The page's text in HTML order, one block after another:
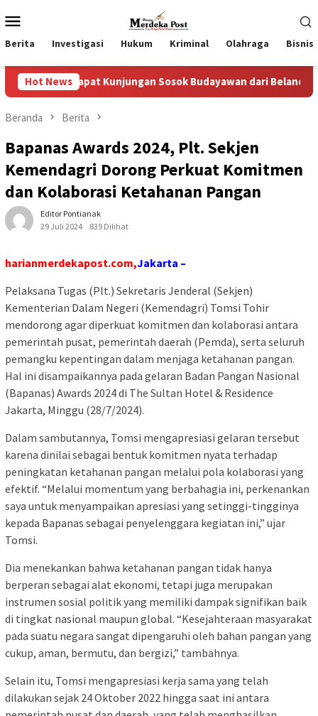
ke
kontenMobile
Berita Investigasi Hukum Kriminal Olahraga Bisnis
Hot News
Kunjungan Sosok Budayawan dari Belanda Mr. Crues Collen
Beranda Berita
Bapanas Awards 2024, Plt. Sekjen
Kemendagri Dorong Perkuat Komitmen
dan Kolaborasi Ketahanan Pangan
Editor Pontianak
29 Juli 2024
839 Dilihat
harianmerdekapost.com,Jakarta –
Pelaksana Tugas (Plt.) Sekretaris Jenderal (Sekjen)
Kementerian Dalam Negeri (Kemendagri) Tomsi Tohir
mendorong agar diperkuat komitmen dan kolaborasi antara
pemerintah pusat, pemerintah daerah (Pemda), serta seluruh
pemangku kepentingan dalam menjaga ketahanan pangan.
Hal ini disampaikannya pada gelaran Badan Pangan Nasional
(Bapanas) Awards 2024 di The Sultan Hotel & Residence
Jakarta, Minggu (28/7/2024).
Dalam sambutannya, Tomsi mengapresiasi gelaran tersebut
karena dinilai sebagai bentuk komitmen nyata terhadap
peningkatan ketahanan pangan melalui pola kolaborasi yang
efektif. “Melalui momentum yang berbahagia ini, perkenankan
saya untuk menyampaikan apresiasi yang setinggi-tingginya
kepada Bapanas sebagai penyelenggara kegiatan ini,” ujar
Tomsi.
Dia menekankan bahwa ketahanan pangan tidak hanya
berperan sebagai alat ekonomi, tetapi juga merupakan
instrumen sosial politik yang memiliki dampak signifikan baik
di tingkat nasional maupun global. “Kesejahteraan masyarakat
pada suatu negara sangat dipengaruhi oleh bahan pangan yang
cukup, aman, bermutu, dan bergizi,” tambahnya.
Selain itu, Tomsi mengapresiasi kerja sama yang telah
dilakukan sejak 24 Oktober 2022 hingga saat ini antara